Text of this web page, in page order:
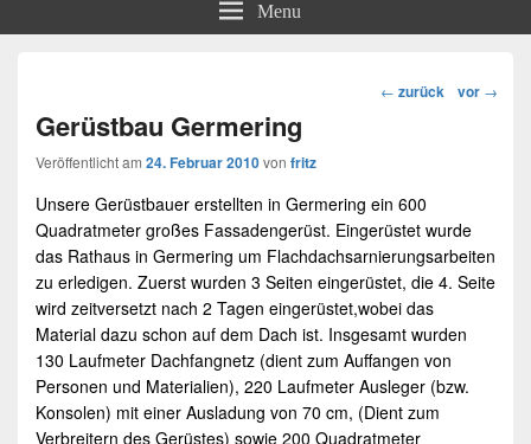
Menu
Beitragsnavigation
← zurück vor →
Gerüstbau Germering
Veröffentlicht am 24. Februar 2010von fritz
Unsere Gerüstbauer erstellten in Germering ein 600
Quadratmeter großes Fassadengerüst. Eingerüstet wurde
das Rathaus in Germering um Flachdachsarnierungsarbeiten
zu erledigen. Zuerst wurden 3 Seiten eingerüstet, die 4. Seite
wird zeitversetzt nach 2 Tagen eingerüstet,wobei das
Material dazu schon auf dem Dach ist. Insgesamt wurden
130 Laufmeter Dachfangnetz (dient zum Auffangen von
Personen und Materialien), 220 Laufmeter Ausleger (bzw.
Konsolen) mit einer Ausladung von 70 cm, (Dient zum
Verbreitern des Gerüstes) sowie 200 Quadratmeter